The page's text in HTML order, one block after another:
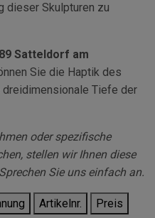
dieser Skulpturen zu
Satteldorf am
Sie die Haptik des
Tiefe der
oder spezifische
stellen wir Ihnen diese
Sie uns einfach an.
Artikelnr.
Preis